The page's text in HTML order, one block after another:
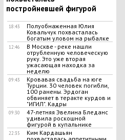
постройневшей фигурой
18:43
Полуобнаженная Юлия
Ковальчук похвасталась
богатым уловом на рыбалке
12:46
В Москве - реке нашли
отрубленную человеческую
руку. Это уже вторая
ужасающая находка за
неделю
09:43
Кровавая свадьба на юге
Турции. 30 человек погибли,
100 ранены. Эрдоган
обвиняет в теракте курдов и
"ИГИЛ". Кадры
09:30
47-летняя Эвелина Бледанс
удивила роскошной
фигурой в купальнике
22:35
Ким Кардашьян